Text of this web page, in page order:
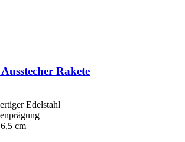
Ausstecher Rakete
Edelstahl
cm